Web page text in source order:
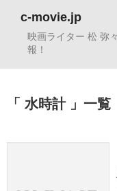
c-movie.jp
映画ライター 松 弥
報！
水時計 一覧